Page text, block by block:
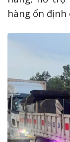
hàng ổn định